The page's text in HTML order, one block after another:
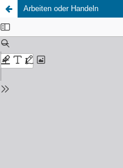
Arbeiten oder Handeln